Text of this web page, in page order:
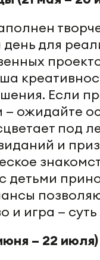
для
Если
ожидайте
под
и
детьми
и игра —
– 22 июля)